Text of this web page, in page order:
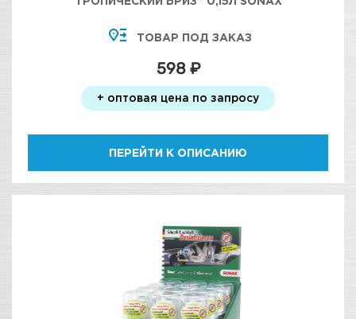
ТОВАР ПОД ЗАКАЗ
598 ₽
+ оптовая цена по запросу
ПЕРЕЙТИ К ОПИСАНИЮ